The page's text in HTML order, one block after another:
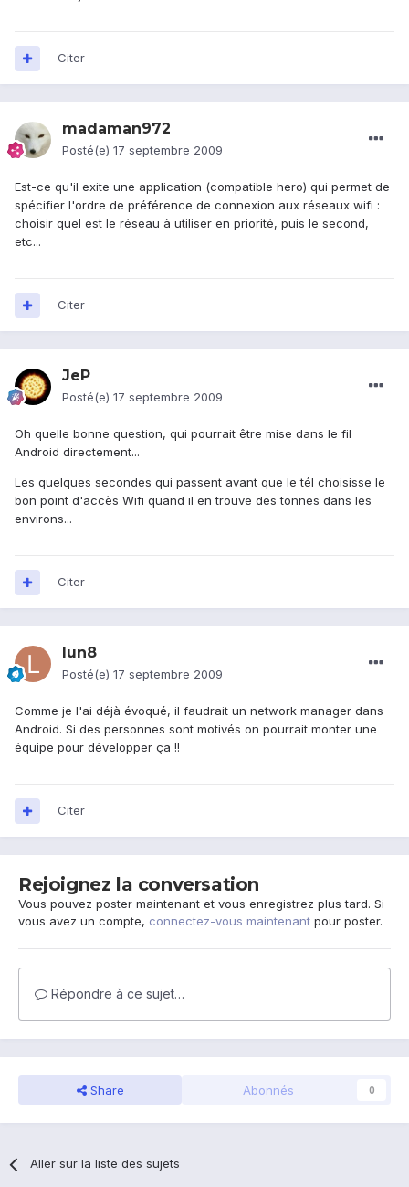
Citer
madaman972
Posté(e) 17 septembre 2009
Est-ce qu'il exite une application (compatible hero) qui permet de
spécifier l'ordre de préférence de connexion aux réseaux wifi :
choisir quel est le réseau à utiliser en priorité, puis le second,
etc...
Citer
JeP
Posté(e) 17 septembre 2009
Oh quelle bonne question, qui pourrait être mise dans le fil
Android directement...
Les quelques secondes qui passent avant que le tél choisisse le
bon point d'accès Wifi quand il en trouve des tonnes dans les
environs...
Citer
lun8
Posté(e) 17 septembre 2009
Comme je l'ai déjà évoqué, il faudrait un network manager dans
Android. Si des personnes sont motivés on pourrait monter une
équipe pour développer ça !!
Citer
Rejoignez la conversation
Vous pouvez poster maintenant et vous enregistrez plus tard. Si
vous avez un compte, connectez-vous maintenant pour poster.
Répondre à ce sujet…
Share Abonnés 0
Aller sur la liste des sujets